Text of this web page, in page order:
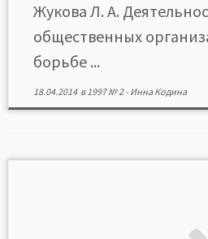
Жукова Л. А.
общественных
борьбе ...
18.04.2014в1997 № 2- Инна Кодина